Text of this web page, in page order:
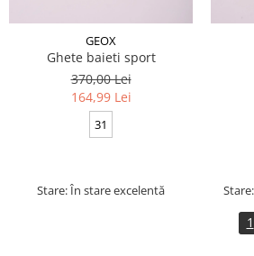
GEOX
Ghete baieti sport
370,00 Lei
164,99 Lei
31
Stare: În stare excelentă
1